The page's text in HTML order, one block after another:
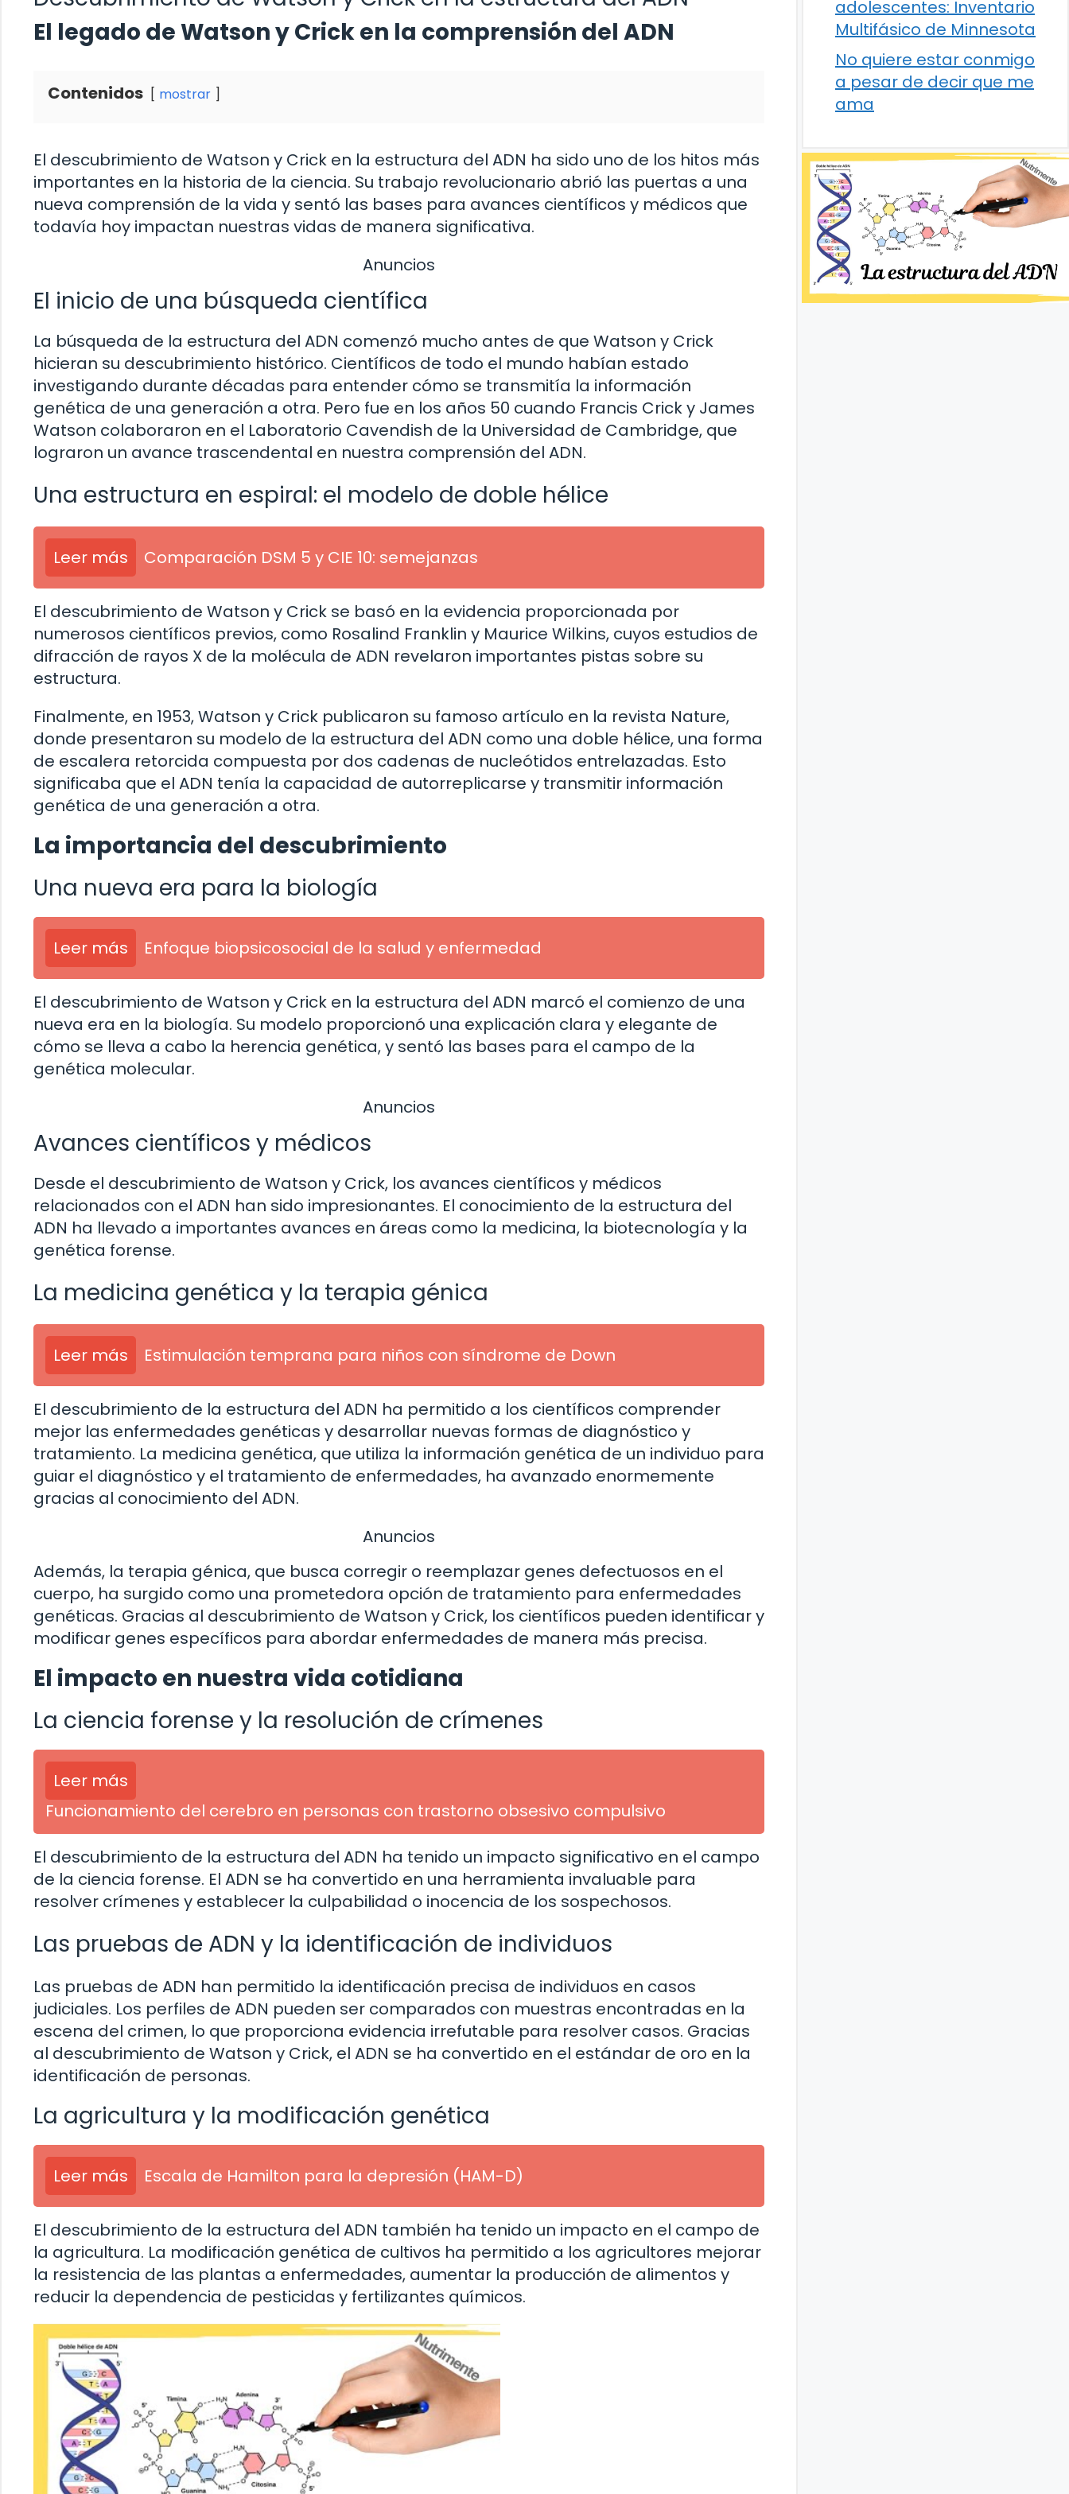
El legado de Watson y Crick en la comprensión del ADN
Contenidos mostrar
El descubrimiento de Watson y Crick en la estructura del ADN ha sido uno de los hitos más
importantes en la historia de la ciencia. Su trabajo revolucionario abrió las puertas a una
nueva comprensión de la vida y sentó las bases para avances científicos y médicos que
todavía hoy impactan nuestras vidas de manera significativa.
Anuncios
El inicio de una búsqueda científica
La búsqueda de la estructura del ADN comenzó mucho antes de que Watson y Crick
hicieran su descubrimiento histórico. Científicos de todo el mundo habían estado
investigando durante décadas para entender cómo se transmitía la información
genética de una generación a otra. Pero fue en los años 50 cuando Francis Crick y James
Watson colaboraron en el Laboratorio Cavendish de la Universidad de Cambridge, que
lograron un avance trascendental en nuestra comprensión del ADN.
Una estructura en espiral: el modelo de doble hélice
Leer más Comparación DSM 5 y CIE 10: semejanzas
El descubrimiento de Watson y Crick se basó en la evidencia proporcionada por
numerosos científicos previos, como Rosalind Franklin y Maurice Wilkins, cuyos estudios de
difracción de rayos X de la molécula de ADN revelaron importantes pistas sobre su
estructura.
Finalmente, en 1953, Watson y Crick publicaron su famoso artículo en la revista Nature,
donde presentaron su modelo de la estructura del ADN como una doble hélice, una forma
de escalera retorcida compuesta por dos cadenas de nucleótidos entrelazadas. Esto
significaba que el ADN tenía la capacidad de autorreplicarse y transmitir información
genética de una generación a otra.
La importancia del descubrimiento
Una nueva era para la biología
Leer más Enfoque biopsicosocial de la salud y enfermedad
El descubrimiento de Watson y Crick en la estructura del ADN marcó el comienzo de una
nueva era en la biología. Su modelo proporcionó una explicación clara y elegante de
cómo se lleva a cabo la herencia genética, y sentó las bases para el campo de la
genética molecular.
Anuncios
Avances científicos y médicos
Desde el descubrimiento de Watson y Crick, los avances científicos y médicos
relacionados con el ADN han sido impresionantes. El conocimiento de la estructura del
ADN ha llevado a importantes avances en áreas como la medicina, la biotecnología y la
genética forense.
La medicina genética y la terapia génica
Leer más Estimulación temprana para niños con síndrome de Down
El descubrimiento de la estructura del ADN ha permitido a los científicos comprender
mejor las enfermedades genéticas y desarrollar nuevas formas de diagnóstico y
tratamiento. La medicina genética, que utiliza la información genética de un individuo para
guiar el diagnóstico y el tratamiento de enfermedades, ha avanzado enormemente
gracias al conocimiento del ADN.
Anuncios
Además, la terapia génica, que busca corregir o reemplazar genes defectuosos en el
cuerpo, ha surgido como una prometedora opción de tratamiento para enfermedades
genéticas. Gracias al descubrimiento de Watson y Crick, los científicos pueden identificar y
modificar genes específicos para abordar enfermedades de manera más precisa.
El impacto en nuestra vida cotidiana
La ciencia forense y la resolución de crímenes
Leer más
Funcionamiento del cerebro en personas con trastorno obsesivo compulsivo
El descubrimiento de la estructura del ADN ha tenido un impacto significativo en el campo
de la ciencia forense. El ADN se ha convertido en una herramienta invaluable para
resolver crímenes y establecer la culpabilidad o inocencia de los sospechosos.
Las pruebas de ADN y la identificación de individuos
Las pruebas de ADN han permitido la identificación precisa de individuos en casos
judiciales. Los perfiles de ADN pueden ser comparados con muestras encontradas en la
escena del crimen, lo que proporciona evidencia irrefutable para resolver casos. Gracias
al descubrimiento de Watson y Crick, el ADN se ha convertido en el estándar de oro en la
identificación de personas.
La agricultura y la modificación genética
Leer más Escala de Hamilton para la depresión (HAM-D)
El descubrimiento de la estructura del ADN también ha tenido un impacto en el campo de
la agricultura. La modificación genética de cultivos ha permitido a los agricultores mejorar
la resistencia de las plantas a enfermedades, aumentar la producción de alimentos y
reducir la dependencia de pesticidas y fertilizantes químicos.
adolescentes: Inventario
Multifásico de Minnesota
No quiere estar conmigo
a pesar de decir que me
ama